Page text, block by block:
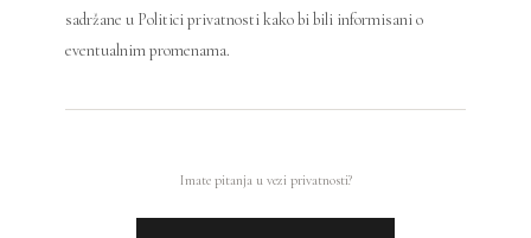
sadržane u Politici privatnosti kako bi bili informisani o
eventualnim promenama.
Imate pitanja u vezi privatnosti?